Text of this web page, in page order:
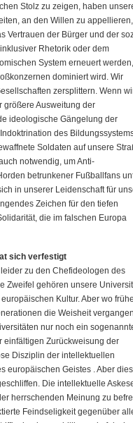
Stolz zu zeigen, haben
an den Willen zu
Vertrauen der Bürger und der
Rhetorik oder dem
System erneuert werden,
dominiert wird. Wir
zersplittern. Wenn
größere Ausweitung der
ideologische Gängelung der
des
Soldaten auf unsere
notwendig, um Anti-
betrunkener Fußballfans
in unserer Leidenschaft für
Zeichen für den tiefen
die im falschen Europa
sich verfestigt
zu den Chefideologen des
Zweifel gehören unsere
Kultur. Aber wo
die Weisheit
nur noch ein
einfältigen Zurückweisung der
Disziplin der intellektuellen
europäischen Geistes . Aber
Die intellektuelle
herrschenden Meinung zu
Feindseligkeit gegenüber